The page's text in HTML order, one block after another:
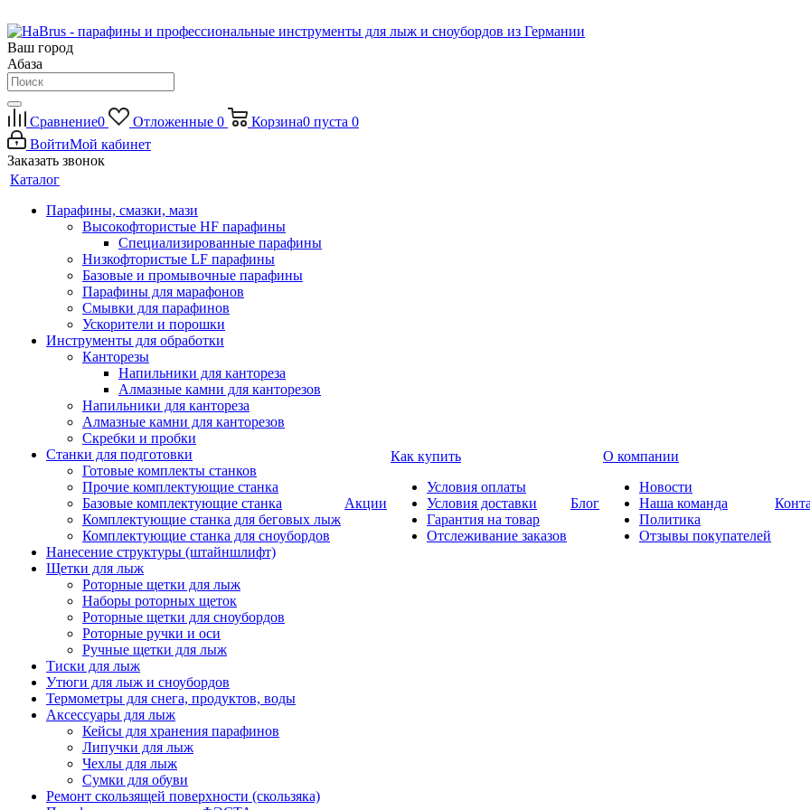
Ваш город
Абаза
Сравнение0 Отложенные 0 Корзина0 пуста 0
ВойтиМой кабинет
Заказать звонок
Каталог
Парафины, смазки, мази
Высокофтористые HF парафины
Специализированные парафины
Низкофтористые LF парафины
Базовые и промывочные парафины
Парафины для марафонов
Смывки для парафинов
Ускорители и порошки
Инструменты для обработки
Канторезы
Напильники для кантореза
Алмазные камни для канторезов
Напильники для кантореза
Алмазные камни для канторезов
Скребки и пробки
Станки для подготовки
Готовые комплекты станков
Прочие комплектующие станка
Базовые комплектующие станка
Комплектующие станка для беговых лыж
Комплектующие станка для сноубордов
Нанесение структуры (штайншлифт)
Щетки для лыж
Роторные щетки для лыж
Наборы роторных щеток
Роторные щетки для сноубордов
Роторные ручки и оси
Ручные щетки для лыж
Тиски для лыж
Утюги для лыж и сноубордов
Термометры для снега, продуктов, воды
Аксессуары для лыж
Кейсы для хранения парафинов
Липучки для лыж
Чехлы для лыж
Сумки для обуви
Ремонт скользящей поверхности (скользяка)
Акции
Как купить
Условия оплаты
Условия доставки
Гарантия на товар
Отслеживание заказов
Блог
О компании
Новости
Наша команда
Политика
Отзывы покупателей